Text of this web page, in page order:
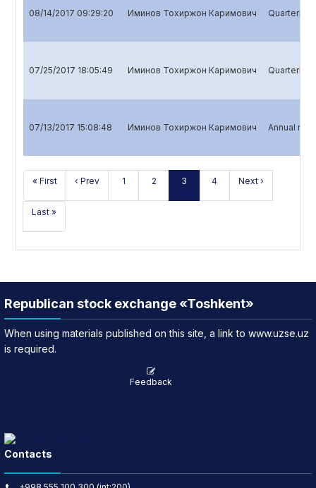
08/14/2017 09:29:20 Иминов Тохиржон Каримович Quarterly
07/25/2017 18:05:49 Иминов Тохиржон Каримович Quarterly
07/13/2017 15:08:48 Иминов Тохиржон Каримович Annual
« First ‹ Prev 1 2 3 4 Next ›
Last »
Republican stock exchange «Toshkent»
When using materials published on this site, a link to www.uzse.uz
is required.
Feedback
Contacts